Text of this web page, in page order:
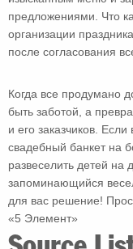
предложениями. Что
организации
после согласования
Когда все продумано
быть заботой, а
и его заказчиков.
свадебный банкет на
развеселить детей на
запоминающийся
для вас решение!
«5 Элемент»